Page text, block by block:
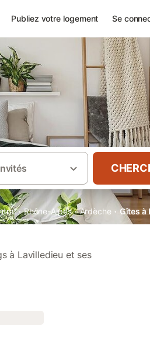
Publiez votre logement Se
· Rhône-Alpes · Ardèche · Gîtes à
à Lavilledieu et ses